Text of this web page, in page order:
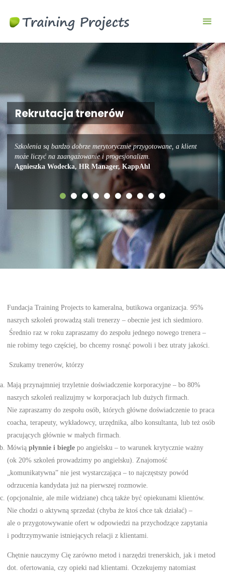
Rekrutacja trenerów
Szkolenia są bardzo dobrze merytorycznie przygotowane, a klient
może liczyć na zaangażowanie i progesjonalizm.
Agnieszka Wodecka, HR Manager, KappAhl
Fundacja Training Projects to kameralna, butikowa organizacja. 95%
naszych szkoleń prowadzą stali trenerzy – obecnie jest ich siedmioro.
Średnio raz w roku zapraszamy do zespołu jednego nowego trenera –
nie robimy tego częściej, bo chcemy rosnąć powoli i bez utraty jakości.
Szukamy trenerów, którzy
Mają przynajmniej trzyletnie doświadczenie korporacyjne – bo 80%
naszych szkoleń realizujmy w korporacjach lub dużych firmach.
Nie zapraszamy do zespołu osób, których główne doświadczenie to praca
coacha, terapeuty, wykładowcy, urzędnika, albo konsultanta, lub też osób
pracujących głównie w małych firmach.
Mówiąpłynnie i biegle po angielsku – to warunek krytycznie ważny
(ok 20% szkoleń prowadzimy po angielsku). Znajomość
„komunikatywna” nie jest wystarczająca – to najczęstszy powód
odrzucenia kandydata już na pierwszej rozmowie.
(opcjonalnie, ale mile widziane) chcą także być opiekunami klientów.
Nie chodzi o aktywną sprzedaż (chyba że ktoś chce tak działać) –
ale o przygotowywanie ofert w odpowiedzi na przychodzące zapytania
i podtrzymywanie istniejących relacji z klientami.
Chętnie nauczymy Cię zarówno metod i narzędzi trenerskich, jak i metod
dot. ofertowania, czy opieki nad klientami. Oczekujemy natomiast